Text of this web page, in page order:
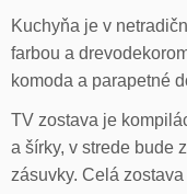
Kuchyňa je v
farbou a
komoda a parapetné
TV zostava je
a šírky, v strede bude
zásuvky. Celá